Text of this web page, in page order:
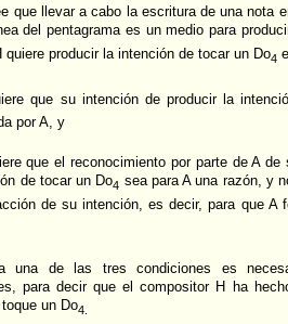
que llevar a cabo la escritura de una nota
del pentagrama es un medio para
quiere producir la intención de tocar un Do4
que su intención de producir la
por A, y
que el reconocimiento por parte de A
de tocar un Do4 sea para A una razón, y
de su intención, es decir, para que A
una de las tres condiciones es
para decir que el compositor H ha
un Do4.